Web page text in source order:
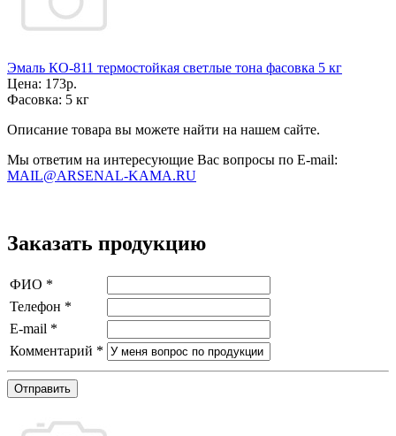
Эмаль КО-811 термостойкая светлые тона фасовка 5 кг
Цена: 173р.
Фасовка: 5 кг
Описание товара вы можете найти на нашем сайте.
Мы ответим на интересующие Вас вопросы по E-mail:
MAIL@ARSENAL-KAMA.RU
Заказать продукцию
ФИО *
Телефон *
E-mail *
Комментарий *
Отправить